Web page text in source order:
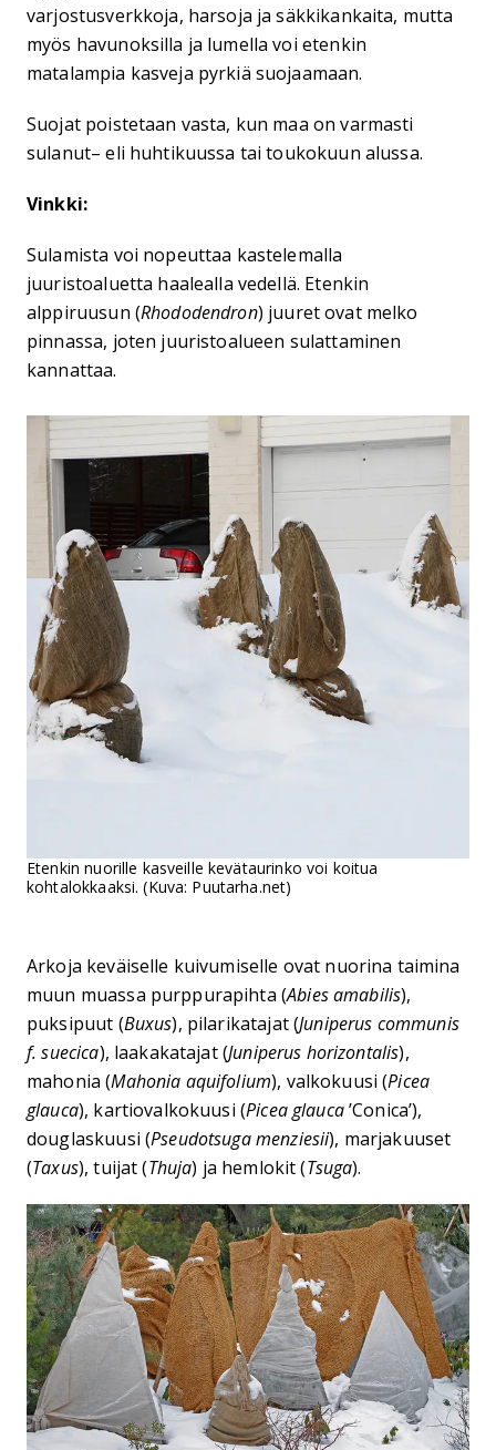
varjostusverkkoja, harsoja ja säkkikankaita, mutta
myös havunoksilla ja lumella voi etenkin
matalampia kasveja pyrkiä suojaamaan.
Suojat poistetaan vasta, kun maa on varmasti
sulanut– eli huhtikuussa tai toukokuun alussa.
Vinkki:
Sulamista voi nopeuttaa kastelemalla
juuristoaluetta haalealla vedellä. Etenkin
alppiruusun (Rhododendron) juuret ovat melko
pinnassa, joten juuristoalueen sulattaminen
kannattaa.
Etenkin nuorille kasveille kevätaurinko voi koitua
kohtalokkaaksi. (Kuva: Puutarha.net)
Arkoja keväiselle kuivumiselle ovat nuorina taimina
muun muassa purppurapihta (Abies amabilis),
puksipuut (Buxus), pilarikatajat (Juniperus communis
f. suecica), laakakatajat (Juniperus horizontalis),
mahonia (Mahonia aquifolium), valkokuusi (Picea
glauca), kartiovalkokuusi (Picea glauca’Conica’),
douglaskuusi (Pseudotsuga menziesii), marjakuuset
(Taxus), tuijat (Thuja) ja hemlokit (Tsuga).